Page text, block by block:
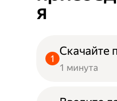
я
Скачайте
1 минута